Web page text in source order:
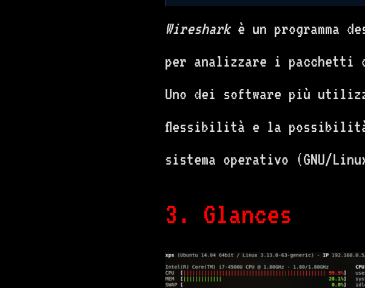
Wiresharkè un programma
per analizzare i pacchetti
Uno dei software più
flessibilità e la
sistema operativo (GNU/
3. Glances